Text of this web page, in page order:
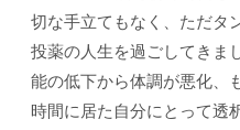
切な手立てもなく、ただタ
投薬の人生を過ごしてきま
能の低下から体調が悪化、
時間に居た自分にとって透